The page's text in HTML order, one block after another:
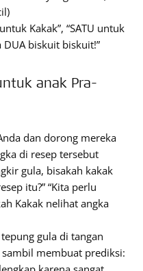
Kakak”, “SATU untuk
DUA biskuit biskuit!”
anak Pra-
dan dorong mereka
di resep tersebut
gula, bisakah kakak
itu?” “Kita perlu
Kakak nelihat angka
gula di tangan
membuat prediksi: